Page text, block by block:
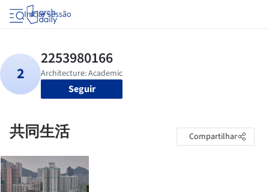
Iniciar sessão
Seguir
共同生活 Compartilhar